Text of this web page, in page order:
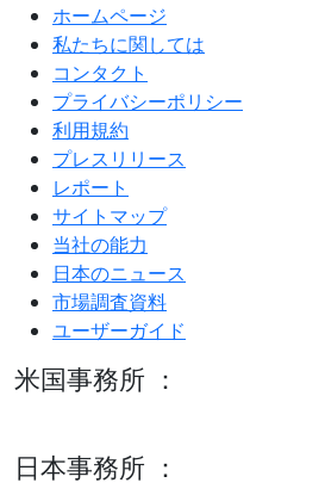
ホームページ
私たちに関しては
コンタクト
プライバシーポリシー
利用規約
プレスリリース
レポート
サイトマップ
当社の能力
日本のニュース
市場調査資料
ユーザーガイド
米国事務所 ：
日本事務所 ：